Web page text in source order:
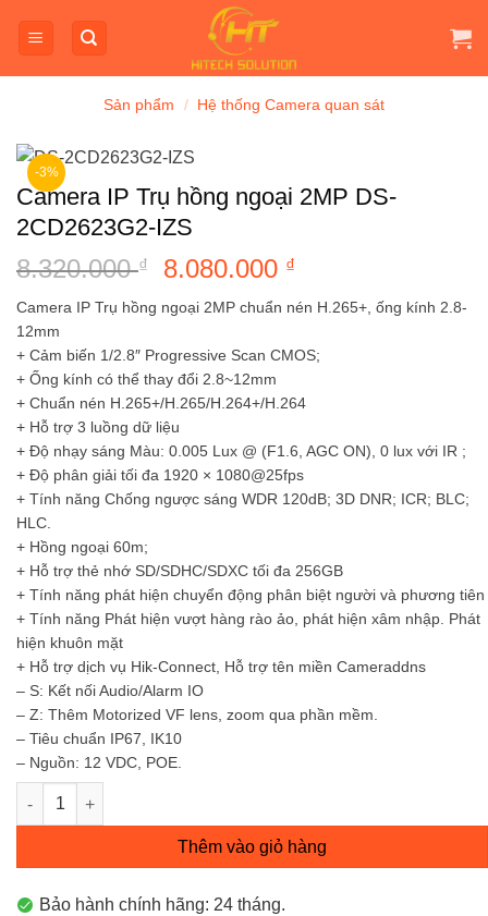
qua
Sản phẩm / Hệ thống Camera quan sát
-3%
Camera IP Trụ hồng ngoại 2MP DS-
2CD2623G2-IZS
8.320.000₫
Giá
gốc
là:
8.320.000 ₫.
8.080.000 ₫
hiện
tại
là:
Camera IP Trụ hồng ngoại 2MP chuẩn nén H.265+, ống kính 2.8-
12mm
+ Cảm biến 1/2.8″ Progressive Scan CMOS;
+ Ống kính có thể thay đổi 2.8~12mm
+ Chuẩn nén H.265+/H.265/H.264+/H.264
+ Hỗ trợ 3 luồng dữ liệu
+ Độ nhạy sáng Màu: 0.005 Lux @ (F1.6, AGC ON), 0 lux với IR ;
+ Độ phân giải tối đa 1920 × 1080@25fps
+ Tính năng Chống ngược sáng WDR 120dB; 3D DNR; ICR; BLC;
HLC.
+ Hồng ngoại 60m;
+ Hỗ trợ thẻ nhớ SD/SDHC/SDXC tối đa 256GB
+ Tính năng phát hiện chuyển động phân biệt người và phương tiên
+ Tính năng Phát hiện vượt hàng rào ảo, phát hiện xâm nhập. Phát
hiện khuôn mặt
+ Hỗ trợ dịch vụ Hik-Connect, Hỗ trợ tên miền Cameraddns
– S: Kết nối Audio/Alarm IO
– Z: Thêm Motorized VF lens, zoom qua phần mềm.
– Tiêu chuẩn IP67, IK10
– Nguồn: 12 VDC, POE.
Camera IP Trụ hồng ngoại 2MP DS-2CD2623G2-IZS số lượng
Thêm vào giỏ hàng
Bảo hành chính hãng: 24 tháng.